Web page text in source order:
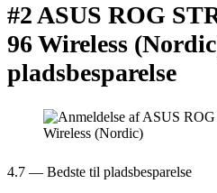
#2 ASUS ROG
96 Wireless
pladsbesparelse
4.7 — Bedste til pladsbesparelse